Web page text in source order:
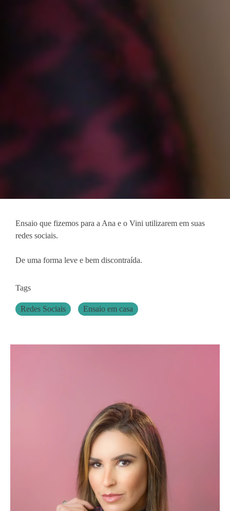
Ensaio que fizemos para a Ana e o Vini utilizarem em suas
redes sociais.
De uma forma leve e bem discontraída.
Tags
Redes Sociais Ensaio em casa